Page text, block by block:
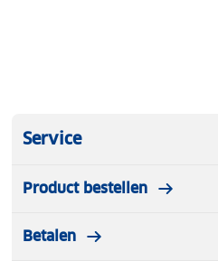
Service
Product bestellen
Betalen